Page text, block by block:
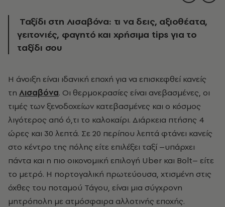
Ταξίδι στη Λισαβόνα: τι να δεις, αξιοθέατα,
γειτονιές, φαγητό και χρήσιμα tips για το
ταξίδι σου
Η άνοιξη είναι ιδανική εποχή για να επισκεφθεί κανείς
τη Λισαβόνα. Οι θερμοκρασίες είναι ανεβασμένες, οι
τιμές των ξενοδοχείων κατεβασμένες και ο κόσμος
λιγότερος από ό,τι το καλοκαίρι. Διάρκεια πτήσης 4
ώρες και 30 λεπτά. Σε 20 περίπου λεπτά φτάνει κανείς
στο κέντρο της πόλης είτε επιλέξει ταξί –υπάρχει
πάντα και η πιο οικονομική επιλογή Uber και Bolt– είτε
το μετρό. Η πορτογαλική πρωτεύουσα, χτισμένη στις
όχθες του ποταμού Τάγου, είναι μια σύγχρονη
μητρόπολη με ατμόσφαιρα αλλοτινής εποχής.